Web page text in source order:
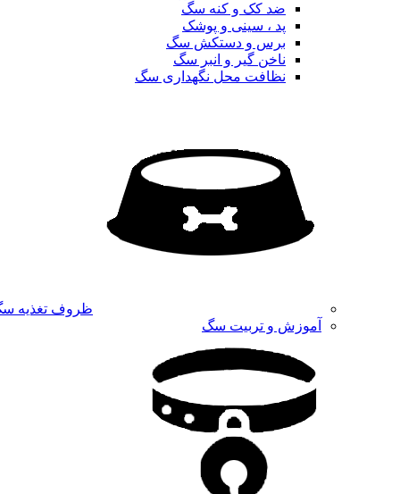
ضد کک و کنه سگ
پد ، سینی و پوشک
برس و دستکش سگ
ناخن گیر و انبر سگ
نظافت محل نگهداری سگ
ظروف تغذیه
آموزش و تربیت سگ